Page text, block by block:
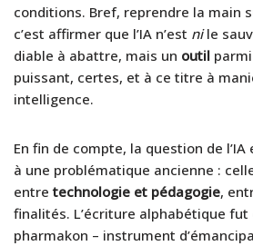
conditions. Bref, reprendre la main
c’est affirmer que l’IA n’est nile
diable à abattre, mais un outil
puissant, certes, et à ce titre à
intelligence.
En fin de compte, la question de
à une problématique ancienne :
entretechnologie et pédagogie,
finalités. L’écriture alphabétique fut
pharmakon – instrument